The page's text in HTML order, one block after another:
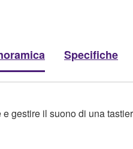
Specifiche
gestire il suono di una